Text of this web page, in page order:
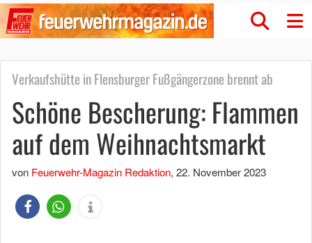
Verkaufshütte in Flensburger Fußgängerzone brennt ab
Schöne Bescherung: Flammen
auf dem Weihnachtsmarkt
von Feuerwehr-Magazin Redaktion, 22. November 2023